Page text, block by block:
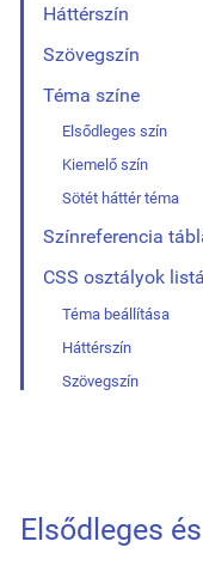
Háttérszín
Szövegszín
Téma színe
Elsődleges szín
Kiemelő szín
Sötét háttér téma
Színreferencia
CSS osztályok
Téma beállítása
Háttérszín
Szövegszín
Elsődleges